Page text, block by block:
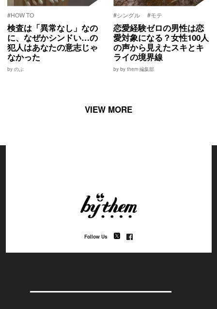
#HOW TO
検査は「異常なし」なの
に、なぜかシンドい…の
犯人はあなたの意志じゃ
なかった
by のぶ
#シングル #モテ
恋愛経験ゼロの男性は恋
愛対象になる？女性100人
の声から見えたスキとキ
ライの境界線
by by them 編集部
VIEW MORE
Follow Us